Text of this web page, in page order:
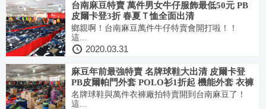
台南麻豆特賣 萬件男女牛仔服飾最低50元 PB
皮爾卡登3折 春夏Ｔ恤全面出清
鄉親啊！台南麻豆萬件牛仔特賣會開打啦！！
這...
2020.03.31
麻豆年前最強特賣 名牌球鞋大出清 皮爾卡登
PB皮爾帕門外套 POLO衫1折起 機能外套 衣褲
萬件牛仔全面下殺超低折扣
名牌球鞋與萬件衣褲廠拍特賣開到台南麻豆了！
這...